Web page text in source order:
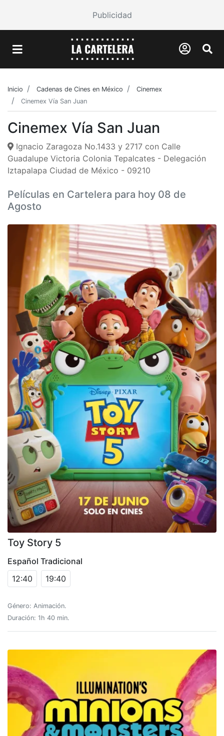
Publicidad
Inicio Cadenas de Cines en México
Cinemex
Cinemex Vía San Juan
Cinemex Vía San Juan
Ignacio Zaragoza No.1433 y 2717 con Calle
Guadalupe Victoria Colonia Tepalcates - Delegación
Iztapalapa Ciudad de México - 09210
Películas en Cartelera para hoy 08 de
Agosto
Toy Story 5
Español Tradicional
12:40
19:40
Género: Animación.
Duración: 1h 40 min.